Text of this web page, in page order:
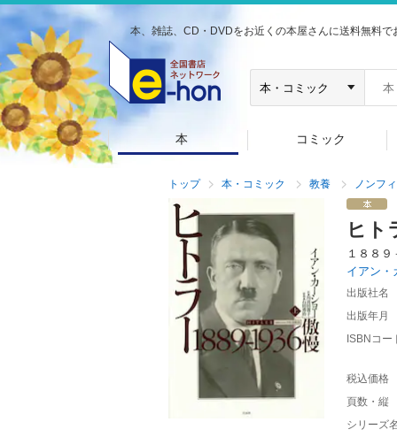
本、雑誌、CD・DVDをお近くの本屋さんに送料無料で
本 コミック
トップ 本・コミック 教養 ノンフ
ヒ
１８８
イアン
出版社名
出版年月
ISBNコー
税込価格
頁数・縦
シリーズ